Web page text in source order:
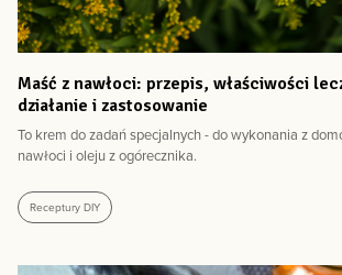
Maść z nawłoci: przepis, właściwości
działanie i zastosowanie
To krem do zadań specjalnych - do wykonania z
nawłoci i oleju z ogórecznika.
Receptury DIY